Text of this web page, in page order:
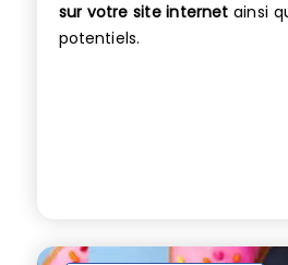
sur votre site internet ainsi
potentiels.